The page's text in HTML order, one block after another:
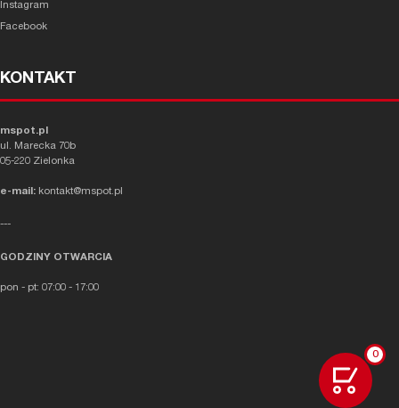
0
Instagram
Facebook
KONTAKT
mspot.pl
ul. Marecka 70b
05-220 Zielonka
e-mail: kontakt@mspot.pl
---
GODZINY OTWARCIA
pon - pt: 07:00 - 17:00